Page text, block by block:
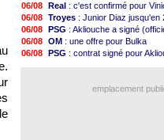
06/08 Real : c'est confirmé pour
06/08 Troyes : Junior Diaz jusqu'en
06/08 PSG : Akliouche a signé
06/08 OM : une offre pour Bulka
06/08 PSG : contrat signé pour
: Dallinga est sur le
emplacement